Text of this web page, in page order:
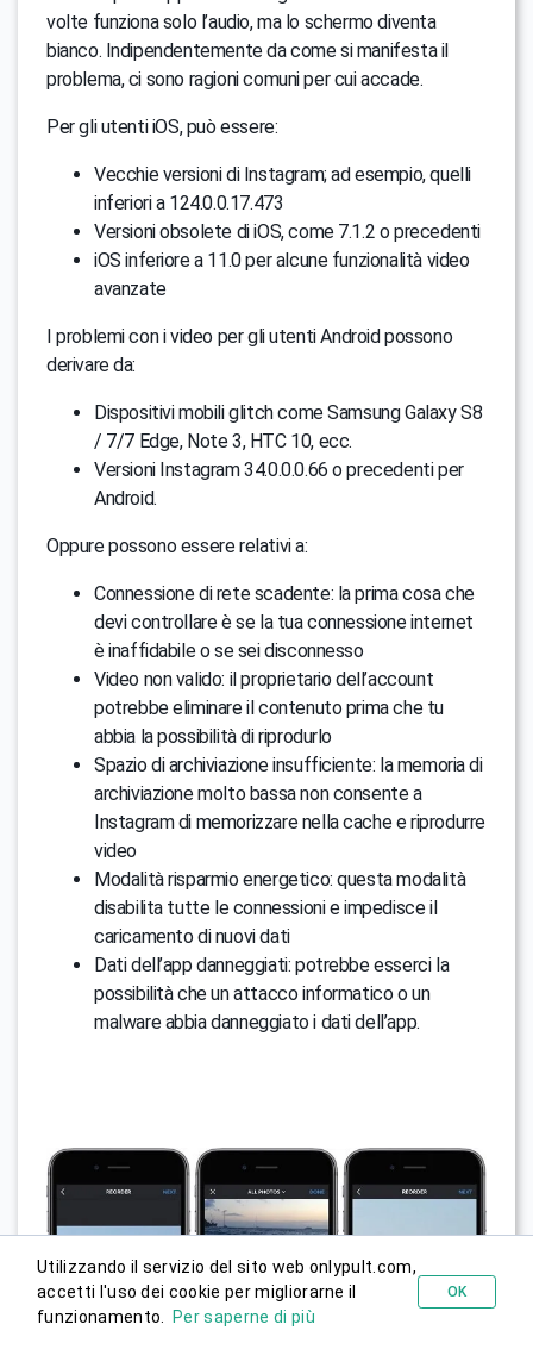
volte funziona solo l’audio, ma lo schermo diventa
bianco. Indipendentemente da come si manifesta il
problema, ci sono ragioni comuni per cui accade.
Per gli utenti iOS, può essere:
Vecchie versioni di Instagram; ad esempio, quelli
inferiori a 124.0.0.17.473
Versioni obsolete di iOS, come 7.1.2 o precedenti
iOS inferiore a 11.0 per alcune funzionalità video
avanzate
I problemi con i video per gli utenti Android possono
derivare da:
Dispositivi mobili glitch come Samsung Galaxy S8
/ 7/7 Edge, Note 3, HTC 10, ecc.
Versioni Instagram 34.0.0.0.66 o precedenti per
Android.
Oppure possono essere relativi a:
Connessione di rete scadente: la prima cosa che
devi controllare è se la tua connessione internet
è inaffidabile o se sei disconnesso
Video non valido: il proprietario dell’account
potrebbe eliminare il contenuto prima che tu
abbia la possibilità di riprodurlo
Spazio di archiviazione insufficiente: la memoria di
archiviazione molto bassa non consente a
Instagram di memorizzare nella cache e riprodurre
video
Modalità risparmio energetico: questa modalità
disabilita tutte le connessioni e impedisce il
caricamento di nuovi dati
Dati dell’app danneggiati: potrebbe esserci la
possibilità che un attacco informatico o un
malware abbia danneggiato i dati dell’app.
Utilizzando il servizio del sito web onlypult.com,
accetti l'uso dei cookie per migliorarne il
funzionamento.
Per saperne di più
OK
Prova gratis